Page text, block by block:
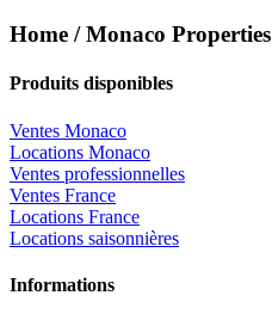
Home / Monaco Properties
Produits disponibles
Ventes Monaco
Locations Monaco
Ventes professionnelles
Ventes France
Locations France
Locations saisonnières
Informations